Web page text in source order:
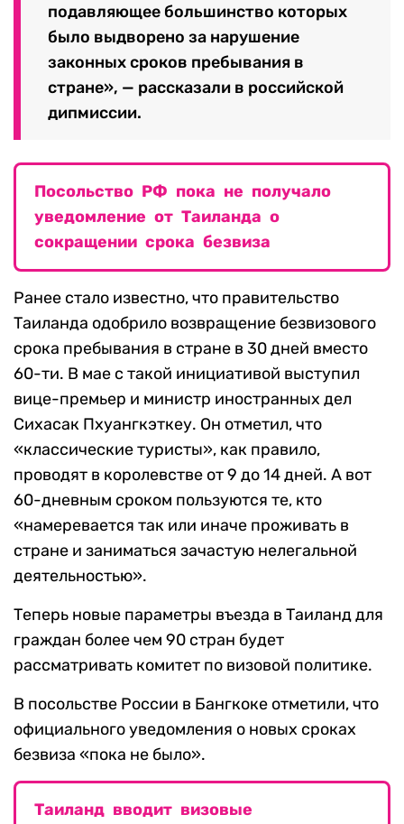
подавляющее большинство которых
было выдворено за нарушение
законных сроков пребывания в
стране», — рассказали в российской
дипмиссии.
Посольство РФ пока не получало
уведомление от Таиланда о
сокращении срока безвиза
Ранее стало известно, что правительство
Таиланда одобрило возвращение безвизового
срока пребывания в стране в 30 дней вместо
60-ти. В мае с такой инициативой выступил
вице-премьер и министр иностранных дел
Сихасак Пхуангкэткеу. Он отметил, что
«классические туристы», как правило,
проводят в королевстве от 9 до 14 дней. А вот
60-дневным сроком пользуются те, кто
«намеревается так или иначе проживать в
стране и заниматься зачастую нелегальной
деятельностью».
Теперь новые параметры въезда в Таиланд для
граждан более чем 90 стран будет
рассматривать комитет по визовой политике.
В посольстве России в Бангкоке отметили, что
официального уведомления о новых сроках
безвиза «пока не было».
Таиланд вводит визовые